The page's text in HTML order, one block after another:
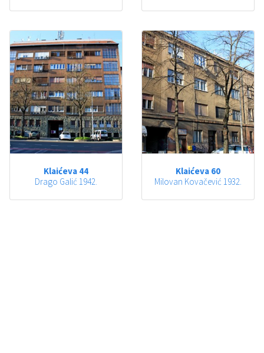
Klaićeva 44
Drago Galić 1942.
Klaićeva 60
Milovan Kovačević 1932.